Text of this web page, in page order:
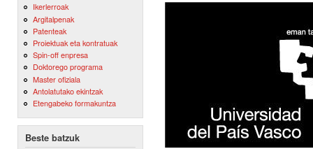
Ikerlerroak
Argitalpenak
Patenteak
Proiektuak eta kontratuak
Spin-off enpresa
Doktorego programa
Master ofiziala
Antolatutako ekintzak
Etengabeko formakuntza
Beste batzuk